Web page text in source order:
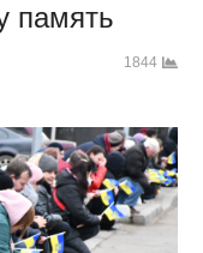
память
1844